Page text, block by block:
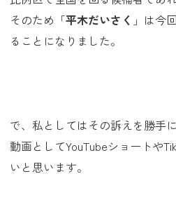
そのため「平木だいさく 」は今
ることになりました。
で、私としてはその訴えを勝手
動画としてYouTubeショートや
いと思います。